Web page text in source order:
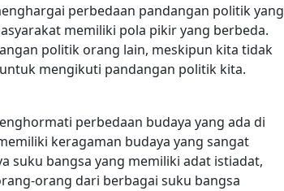
perbedaan pandangan politik yang
memiliki pola pikir yang berbeda.
politik orang lain, meskipun kita tidak
mengikuti pandangan politik kita.
perbedaan budaya yang ada di
keragaman budaya yang sangat
suku bangsa yang memiliki adat istiadat,
orang dari berbagai suku bangsa